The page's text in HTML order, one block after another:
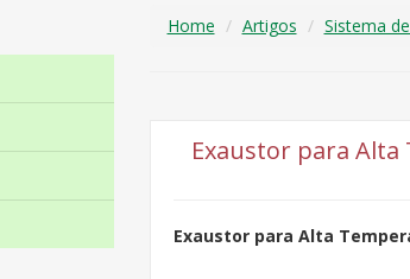
Home Artigos Sistema
Exaustor para
Exaustor para Alta